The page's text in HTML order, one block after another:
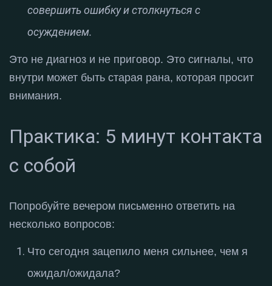
совершить ошибку и столкнуться с
осуждением.
Это не диагноз и не приговор. Это сигналы, что
внутри может быть старая рана, которая просит
внимания.
Практика: 5 минут контакта
с собой
Попробуйте вечером письменно ответить на
несколько вопросов:
Что сегодня зацепило меня сильнее, чем я
ожидал/ожидала?